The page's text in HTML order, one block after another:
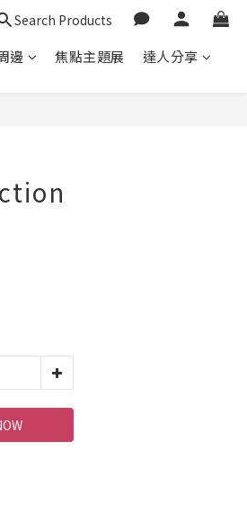
Search Products
邊 焦點主題展 達人分享